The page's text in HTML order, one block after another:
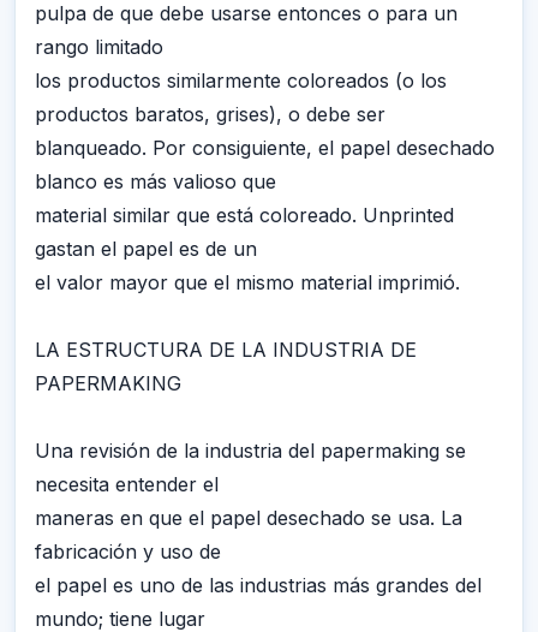
pulpa de que debe usarse entonces o para un
rango limitado
los productos similarmente coloreados (o los
productos baratos, grises), o debe ser
blanqueado. Por consiguiente, el papel desechado
blanco es más valioso que
material similar que está coloreado. Unprinted
gastan el papel es de un
el valor mayor que el mismo material imprimió.
LA ESTRUCTURA DE LA INDUSTRIA DE
PAPERMAKING
Una revisión de la industria del papermaking se
necesita entender el
maneras en que el papel desechado se usa. La
fabricación y uso de
el papel es uno de las industrias más grandes del
mundo; tiene lugar